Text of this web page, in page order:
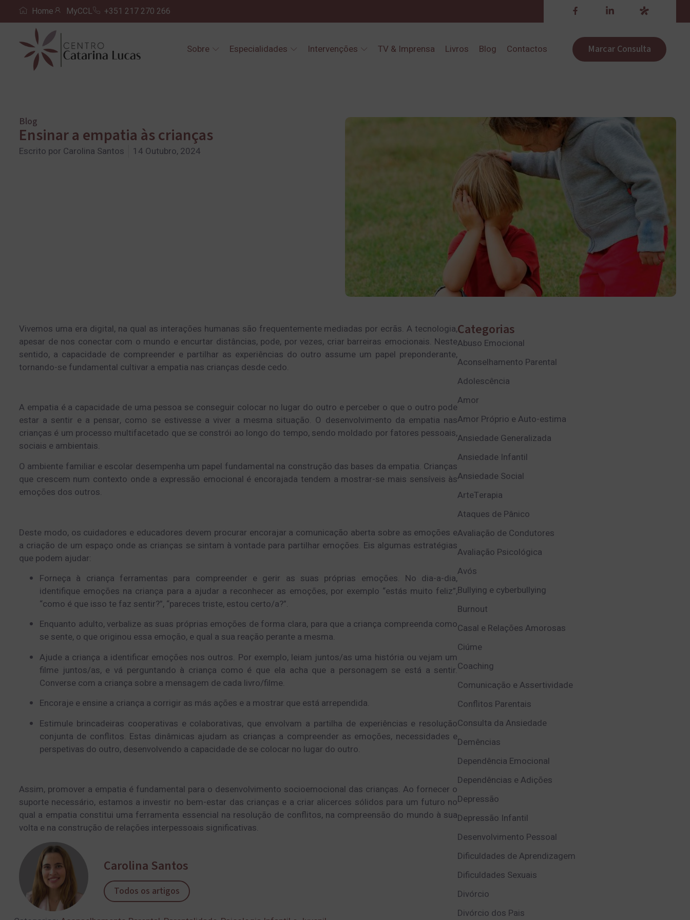
Home MyCCL +351 217 270 266
Sobre Especialidades Intervenções TV & Imprensa Livros Blog Contactos Marcar Consulta
Blog
Ensinar a empatia às crianças
Escrito por Carolina Santos 14 Outubro, 2024
Vivemos uma era digital, na qual as interações humanas são frequentemente mediadas por ecrãs. A tecnologia,
apesar de nos conectar com o mundo e encurtar distâncias, pode, por vezes, criar barreiras emocionais. Neste
sentido, a capacidade de compreender e partilhar as experiências do outro assume um papel preponderante,
tornando-se fundamental cultivar a empatia nas crianças desde cedo.
A empatia é a capacidade de uma pessoa se conseguir colocar no lugar do outro e perceber o que o outro pode
estar a sentir e a pensar, como se estivesse a viver a mesma situação. O desenvolvimento da empatia nas
crianças é um processo multifacetado que se constrói ao longo do tempo, sendo moldado por fatores pessoais,
sociais e ambientais.
O ambiente familiar e escolar desempenha um papel fundamental na construção das bases da empatia. Crianças
que crescem num contexto onde a expressão emocional é encorajada tendem a mostrar-se mais sensíveis às
emoções dos outros.
Deste modo, os cuidadores e educadores devem procurar encorajar a comunicação aberta sobre as emoções e
a criação de um espaço onde as crianças se sintam à vontade para partilhar emoções. Eis algumas estratégias
que podem ajudar:
Forneça à criança ferramentas para compreender e gerir as suas próprias emoções. No dia-a-dia,
identifique emoções na criança para a ajudar a reconhecer as emoções, por exemplo “estás muito feliz”,
“como é que isso te faz sentir?”, “pareces triste, estou certo/a?”.
Enquanto adulto, verbalize as suas próprias emoções de forma clara, para que a criança compreenda como
se sente, o que originou essa emoção, e qual a sua reação perante a mesma.
Ajude a criança a identificar emoções nos outros. Por exemplo, leiam juntos/as uma história ou vejam um
filme juntos/as, e vá perguntando à criança como é que ela acha que a personagem se está a sentir.
Converse com a criança sobre a mensagem de cada livro/filme.
Encoraje e ensine a criança a corrigir as más ações e a mostrar que está arrependida.
Estimule brincadeiras cooperativas e colaborativas, que envolvam a partilha de experiências e resolução
conjunta de conflitos. Estas dinâmicas ajudam as crianças a compreender as emoções, necessidades e
perspetivas do outro, desenvolvendo a capacidade de se colocar no lugar do outro.
Assim, promover a empatia é fundamental para o desenvolvimento socioemocional das crianças. Ao fornecer o
suporte necessário, estamos a investir no bem-estar das crianças e a criar alicerces sólidos para um futuro no
qual a empatia constitui uma ferramenta essencial na resolução de conflitos, na compreensão do mundo à sua
volta e na construção de relações interpessoais significativas.
Carolina Santos
Todos os artigos
Categorias
Abuso Emocional
Aconselhamento Parental
Adolescência
Amor
Amor Próprio e Auto-estima
Ansiedade Generalizada
Ansiedade Infantil
Ansiedade Social
ArteTerapia
Ataques de Pânico
Avaliação de Condutores
Avaliação Psicológica
Avós
Bullying e cyberbullying
Burnout
Casal e Relações Amorosas
Ciúme
Coaching
Comunicação e Assertividade
Conflitos Parentais
Consulta da Ansiedade
Demências
Dependência Emocional
Dependências e Adições
Depressão
Depressão Infantil
Desenvolvimento Pessoal
Dificuldades de Aprendizagem
Dificuldades Sexuais
Divórcio
Divórcio dos Pais